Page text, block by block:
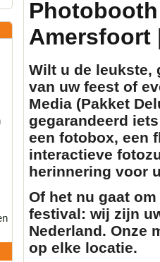
Amersfoort
Wilt u de leukste,
van uw feest of
Media (Pakket
gegarandeerd
een fotobox, een
interactieve
herinnering voor
Of het nu gaat
festival: wij zijn
Nederland. Onze
op elke locatie.